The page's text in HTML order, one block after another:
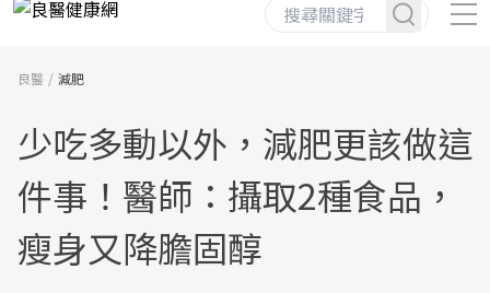
良醫 減肥
少吃多動以外，減肥更該做這
件事！醫師：攝取2種食品，
瘦身又降膽固醇